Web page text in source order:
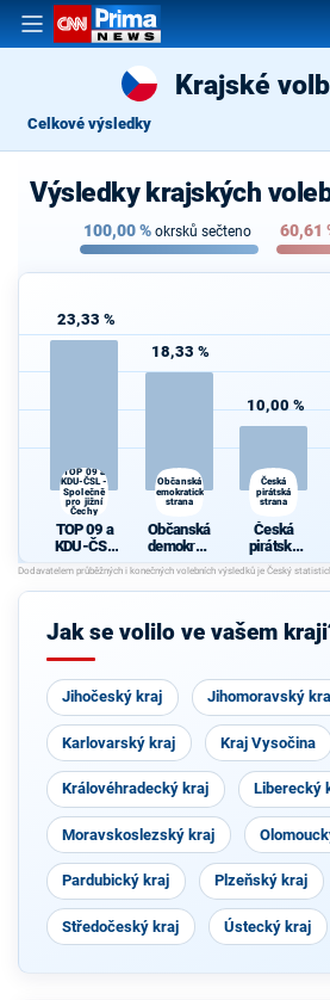
Krajské
Celkové výsledky
Výsledky krajských
100,00% okrsků sečteno 60,61
23,33 %
TOP 09 a
KDU-ČSL -
Společně
pro jižní
Čechy
TOP 09 a
KDU-ČSL
- Společně
pro jižní
Čechy
18,33 %
Občanská
demokratická
strana
Občanská
demokrati
cká strana
10,00 %
Česká
pirátská
strana
Česká
pirátská
strana
Jak se volilo ve vašem
Jihočeský kraj Jihomoravský
Karlovarský kraj Kraj Vysočina
Královéhradecký kraj Liberecký
Moravskoslezský kraj
Pardubický kraj Plzeňský kraj
Středočeský kraj Ústecký kraj